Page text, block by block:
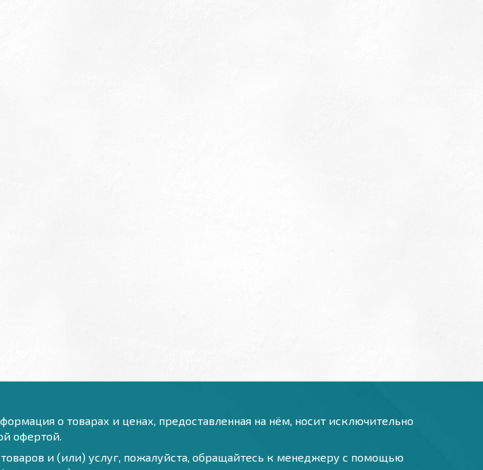
о товарах и ценах, предоставленная на нём, носит исключительно
офертой.
и (или) услуг, пожалуйста, обращайтесь к менеджеру с помощью